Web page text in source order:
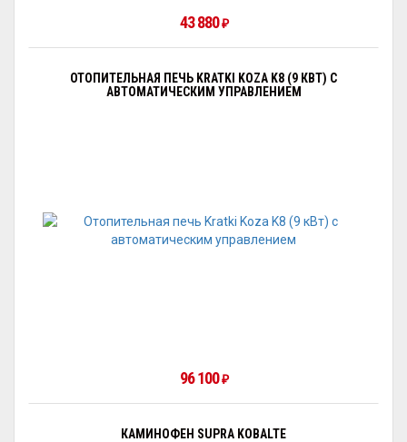
43 880₽
ОТОПИТЕЛЬНАЯ ПЕЧЬ KRATKI KOZA K8 (9 КВТ) С
АВТОМАТИЧЕСКИМ УПРАВЛЕНИЕМ
96 100₽
КАМИНОФЕН SUPRA KOBALTE